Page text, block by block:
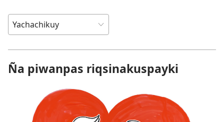
Ña piwanpas riqsinakuspayki